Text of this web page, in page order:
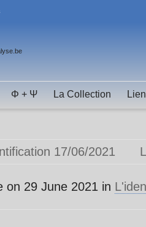
Φ + Ψ La Collection
17/06/2021
on 29 June 2021 in